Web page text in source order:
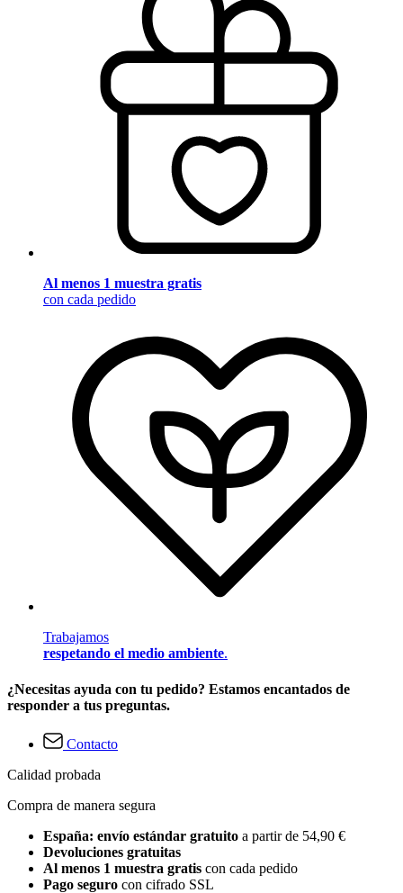
Al menos 1 muestra gratis
con cada pedido
Trabajamos
respetando el medio ambiente.
¿Necesitas ayuda con tu pedido? Estamos encantados de
responder a tus preguntas.
Contacto
Calidad probada
Compra de manera segura
España: envío estándar gratuito a partir de 54,90 €
Devoluciones gratuitas
Al menos 1 muestra gratis con cada pedido
Pago seguro con cifrado SSL